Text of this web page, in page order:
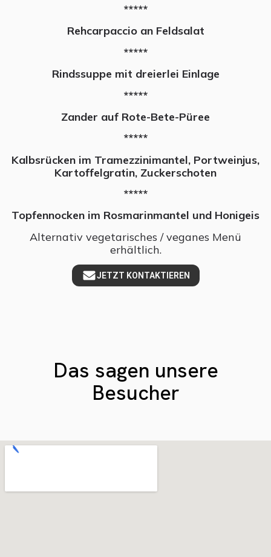
*****
Rehcarpaccio an Feldsalat
*****
Rindssuppe mit dreierlei Einlage
*****
Zander auf Rote-Bete-Püree
*****
Kalbsrücken im Tramezzinimantel, Portweinjus,
Kartoffelgratin, Zuckerschoten
*****
Topfennocken im Rosmarinmantel und Honigeis
Alternativ vegetarisches / veganes Menü
erhältlich.
JETZT KONTAKTIEREN
Das sagen unsere
Besucher